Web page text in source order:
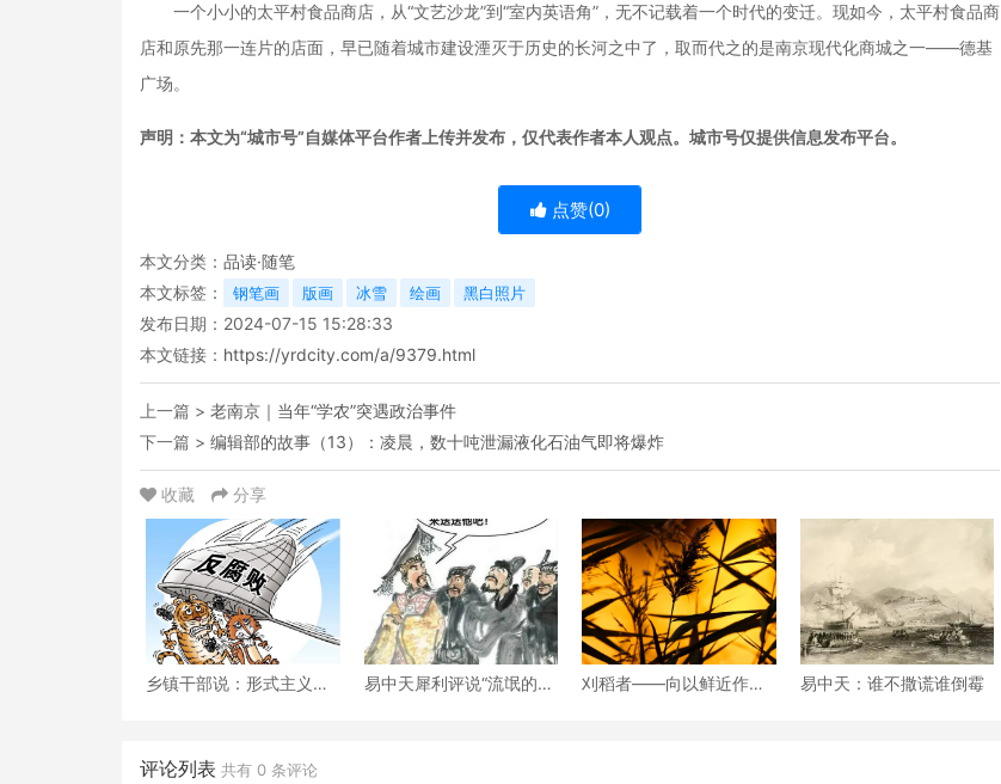
一个小小的太平村食品商店，从“文艺沙龙”到“室内英语角”，无不记载着一个时代的变迁。现如今，太平村食品商
店和原先那一连片的店面，早已随着城市建设湮灭于历史的长河之中了，取而代之的是南京现代化商城之一——德基
广场。
声明：本文为“城市号”自媒体平台作者上传并发布，仅代表作者本人观点。城市号仅提供信息发布平台。
点赞(0)
本文分类： 品读·随笔
本文标签：
钢笔画 版画 冰雪 绘画 黑白照片
发布日期：2024-07-15 15:28:33
本文链接： https://yrdcity.com/a/9379.html
上一篇 > 老南京｜当年“学农”突遇政治事件
下一篇 > 编辑部的故事（13）：凌晨，数十吨泄漏液化石油气即将爆炸
收藏 分享
乡镇干部说：形式主义泛
易中天犀利评说“流氓的变
刈稻者——向以鲜近作六
易中天：谁不撒谎谁倒霉
评论列表 共有 0 条评论